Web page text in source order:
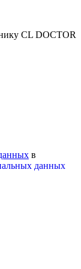
CL DOCTOR
в
данных